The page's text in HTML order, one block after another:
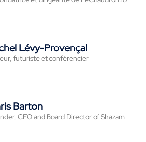
Lévy-Provençal
futuriste et conférencier
Barton
CEO and Board Director of Shazam